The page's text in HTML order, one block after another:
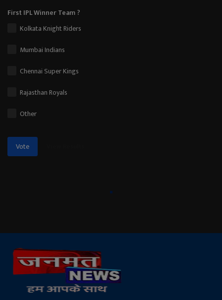
First IPL Winner Team ?
Kolkata Knight Riders
Mumbai Indians
Chennai Super Kings
Rajasthan Royals
Other
Vote